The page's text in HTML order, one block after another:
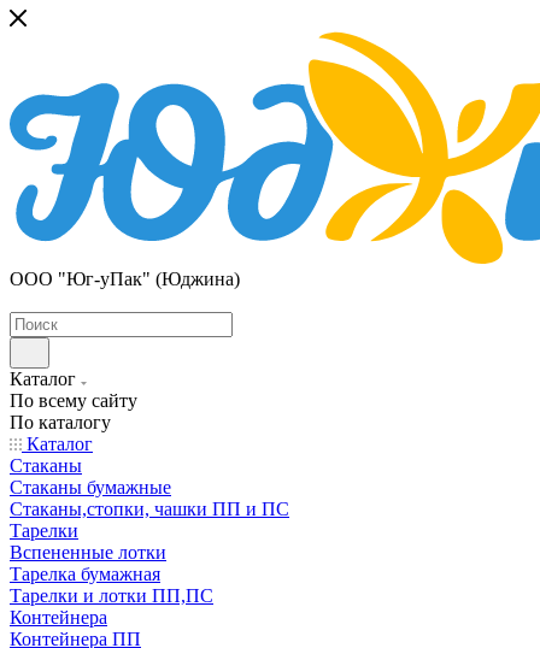
ООО "Юг-уПак" (Юджина)
Каталог
По всему сайту
По каталогу
Каталог
Стаканы
Стаканы бумажные
Стаканы,стопки, чашки ПП и ПС
Тарелки
Вспененные лотки
Тарелка бумажная
Тарелки и лотки ПП,ПС
Контейнера
Контейнера ПП